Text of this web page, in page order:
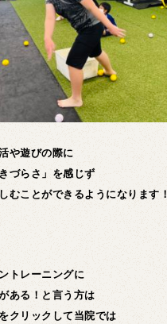
や遊びの際に
づらさ」を感じず
むことができるようになります！
トレーニングに
ある！と言う方は
クリックして当院では